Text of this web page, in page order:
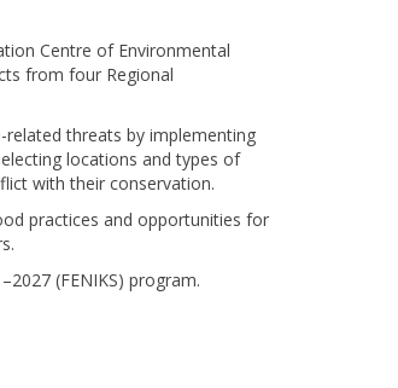
Centre of Environmental
from four Regional
threats by implementing
locations and types of
with their conservation.
practices and opportunities for
(FENIKS) program.